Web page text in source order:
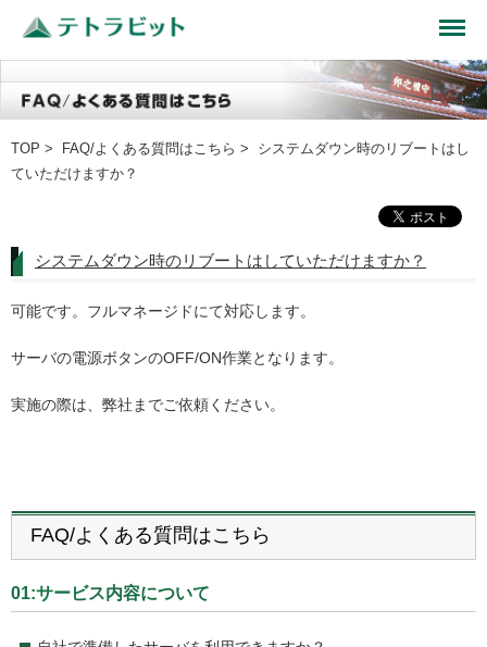
TOP > FAQ/よくある質問はこちら > システムダウン時のリブートはし
ていただけますか？
システムダウン時のリブートはしていただけますか？
可能です。フルマネージドにて対応します。
サーバの電源ボタンのOFF/ON作業となります。
実施の際は、弊社までご依頼ください。
FAQ/よくある質問はこちら
01:サービス内容について